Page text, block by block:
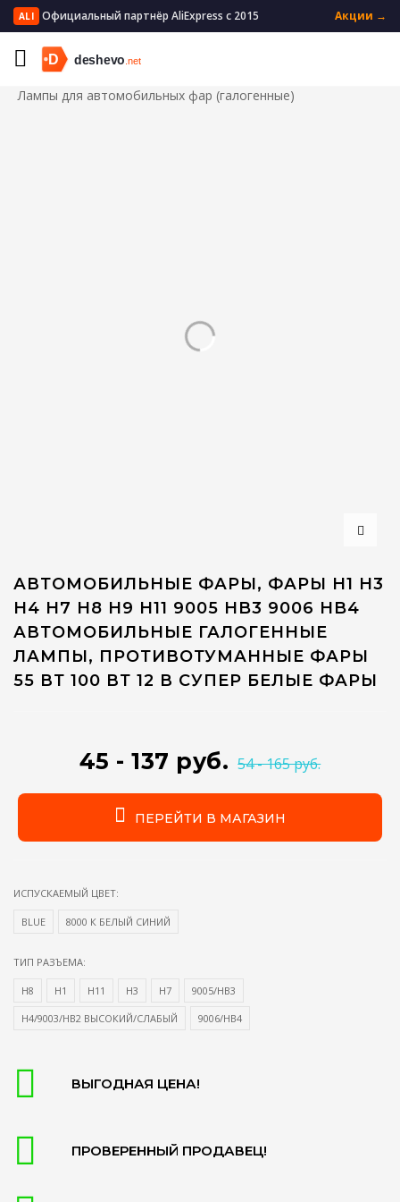
ALI Официальный партнёр AliExpress с 2015 Акции →
Главная
Автомобили и мотоциклы
Автомобильные фары
Лампы для автомобильных фар (галогенные)
АВТОМОБИЛЬНЫЕ ФАРЫ, ФАРЫ H1 H3
H4 H7 H8 H9 H11 9005 HB3 9006 HB4
АВТОМОБИЛЬНЫЕ ГАЛОГЕННЫЕ
ЛАМПЫ, ПРОТИВОТУМАННЫЕ ФАРЫ
55 ВТ 100 ВТ 12 В СУПЕР БЕЛЫЕ ФАРЫ
45 - 137 руб. 54 - 165 руб.
ПЕРЕЙТИ В МАГАЗИН
ИСПУСКАЕМЫЙ ЦВЕТ:
BLUE 8000 К БЕЛЫЙ СИНИЙ
ТИП РАЗЪЕМА:
H8 H1 H11 H3 H7 9005/HB3
H4/9003/HB2 ВЫСОКИЙ/СЛАБЫЙ 9006/HB4
ВЫГОДНАЯ ЦЕНА!
ПРОВЕРЕННЫЙ ПРОДАВЕЦ!